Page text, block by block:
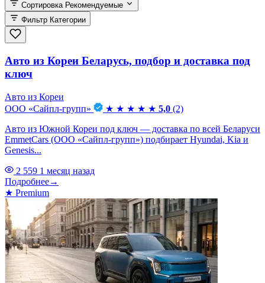
Сортировка Рекомендуемые
Фильтр Категории
Авто из Кореи Беларусь, подбор и доставка под
ключ
Авто из Кореи
ООО «Сайпл-групп»
★ ★ ★ ★ ★ 5,0 (2)
Авто из Южной Кореи под ключ — доставка по всей Беларуси
EmmetCars (ООО «Сайпл-групп») подбирает Hyundai, Kia и
Genesis...
2 559 1 месяц назад
Подробнее→
★ Premium